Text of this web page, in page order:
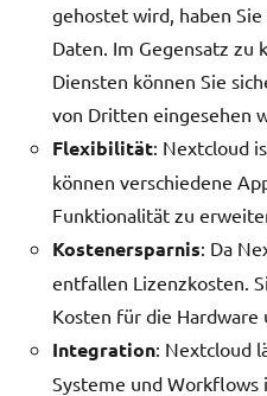
gehostet wird, haben
Daten. Im Gegensatz zu
Diensten können Sie
von Dritten eingesehen
Flexibilität: Nextcloud
können verschiedene
Funktionalität zu
Kostenersparnis: Da
entfallen Lizenzkosten.
Kosten für die Hardware
Integration: Nextcloud
Systeme und Workflows